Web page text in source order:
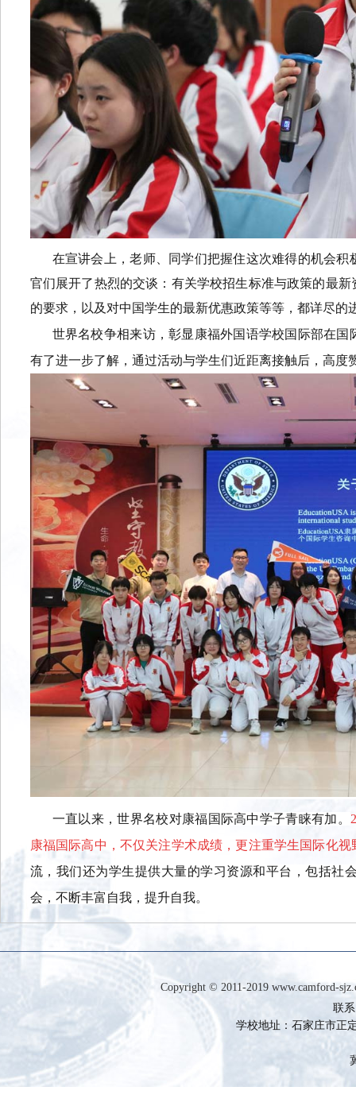
在宣讲会上，老师、同学们把握住这次难得的机会
官们展开了热烈的交谈：有关学校招生标准与政策的最
的要求，以及对中国学生的最新优惠政策等等，都详尽的
世界名校争相来访，彰显康福外国语学校国际部在
有了进一步了解，通过活动与学生们近距离接触后，高
一直以来，世界名校对康福国际高中学子青睐有加。
康福国际高中，不仅关注学术成绩，更注重学生国际化
流，我们还为学生提供大量的学习资源和平台，包括社
会，不断丰富自我，提升自我。
Copyright © 2011-2019 www.camford-
联
学校地址：石家庄市正